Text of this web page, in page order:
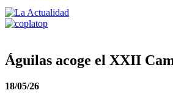
Águilas acoge el XXII
18/05/26